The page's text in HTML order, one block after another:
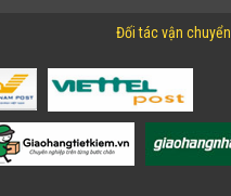
Đối tác vận chuyển